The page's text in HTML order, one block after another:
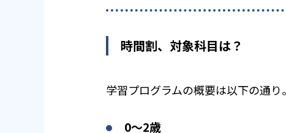
時間割、対象科目は？
学習プログラムの概要は以下の通り。
0〜2歳